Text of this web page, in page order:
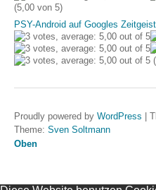
(5,00 von 5)
PSY-Android auf Googles
Proudly powered by WordPress
Theme: Sven Soltmann
Oben